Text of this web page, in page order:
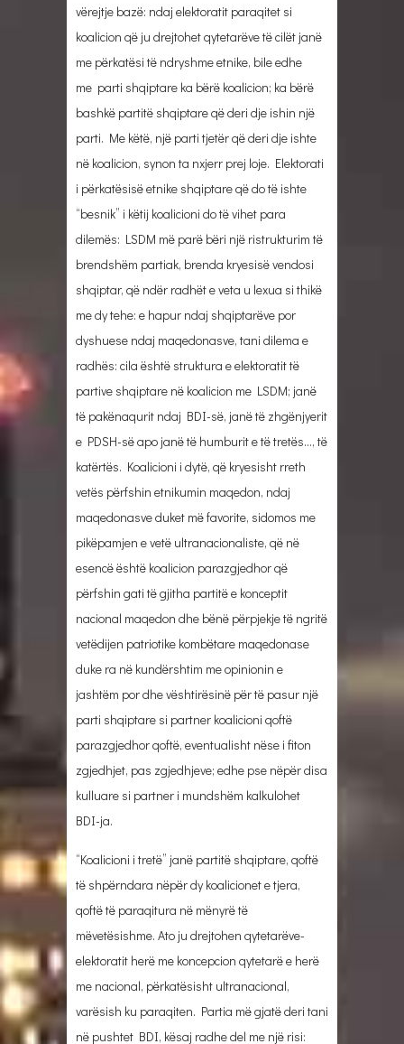
vërejtje bazë: ndaj elektoratit paraqitet si
koalicion që ju drejtohet qytetarëve të cilët janë
me përkatësi të ndryshme etnike, bile edhe
me parti shqiptare ka bërë koalicion; ka bërë
bashkë partitë shqiptare që deri dje ishin një
parti. Me këtë, një parti tjetër që deri dje ishte
në koalicion, synon ta nxjerr prej loje. Elektorati
i përkatësisë etnike shqiptare që do të ishte
“besnik” i këtij koalicioni do të vihet para
dilemës: LSDM më parë bëri një ristrukturim të
brendshëm partiak, brenda kryesisë vendosi
shqiptar, që ndër radhët e veta u lexua si thikë
me dy tehe: e hapur ndaj shqiptarëve por
dyshuese ndaj maqedonasve, tani dilema e
radhës: cila është struktura e elektoratit të
partive shqiptare në koalicion me LSDM; janë
të pakënaqurit ndaj BDI-së, janë të zhgënjyerit
e PDSH-së apo janë të humburit e të tretës…, të
katërtës. Koalicioni i dytë, që kryesisht rreth
vetës përfshin etnikumin maqedon, ndaj
maqedonasve duket më favorite, sidomos me
pikëpamjen e vetë ultranacionaliste, që në
esencë është koalicion parazgjedhor që
përfshin gati të gjitha partitë e konceptit
nacional maqedon dhe bënë përpjekje të ngritë
vetëdijen patriotike kombëtare maqedonase
duke ra në kundërshtim me opinionin e
jashtëm por dhe vështirësinë për të pasur një
parti shqiptare si partner koalicioni qoftë
parazgjedhor qoftë, eventualisht nëse i fiton
zgjedhjet, pas zgjedhjeve; edhe pse nëpër disa
kulluare si partner i mundshëm kalkulohet
BDI-ja.
“Koalicioni i tretë” janë partitë shqiptare, qoftë
të shpërndara nëpër dy koalicionet e tjera,
qoftë të paraqitura në mënyrë të
mëvetësishme. Ato ju drejtohen qytetarëve-
elektoratit herë me koncepcion qytetarë e herë
me nacional, përkatësisht ultranacional,
varësish ku paraqiten. Partia më gjatë deri tani
në pushtet BDI, kësaj radhe del me një risi: